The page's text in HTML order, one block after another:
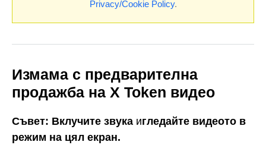
Privacy/Cookie Policy.
Измама с предварителна
продажба на X Token видео
Съвет: Вклучите звука игледайте видеото в
режим на цял екран.